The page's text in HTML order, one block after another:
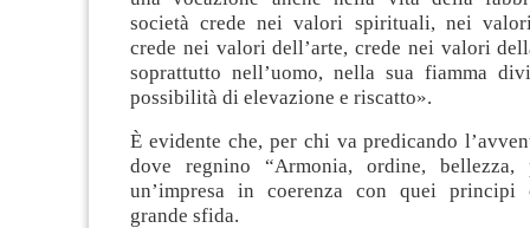
società crede nei valori spirituali, nei
crede nei valori dell’arte, crede nei valori
soprattutto nell’uomo, nella sua fiamma
possibilità di elevazione e riscatto».
È evidente che, per chi va predicando
dove regnino “Armonia, ordine, bellezza,
un’impresa in coerenza con quei principi
grande sfida.